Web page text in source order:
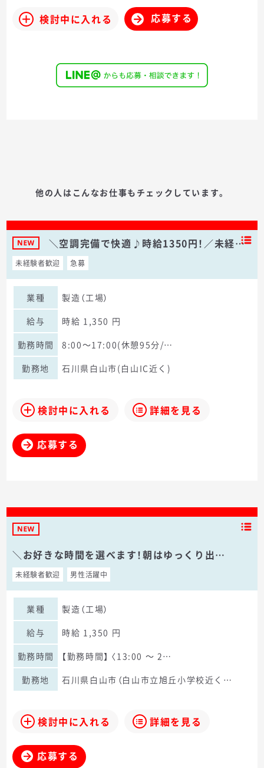
検討中に入れる 応募する
他の人はこんなお仕事もチェックしています。
＼空調完備で快適♪時給1350円！／未経…
未経験者歓迎 急募
業種
製造（工場）
給与
時給 1,350 円
勤務時間
8:00～17:00(休憩95分/…
勤務地
石川県白山市(白山IC近く)
検討中に入れる 詳細を見る
応募する
＼お好きな時間を選べます！朝はゆっくり出…
未経験者歓迎 男性活躍中
業種
製造（工場）
給与
時給 1,350 円
勤務時間
【勤務時間】 〈13:00 ～ 2…
勤務地
石川県白山市（白山市立旭丘小学校近く…
検討中に入れる 詳細を見る
応募する